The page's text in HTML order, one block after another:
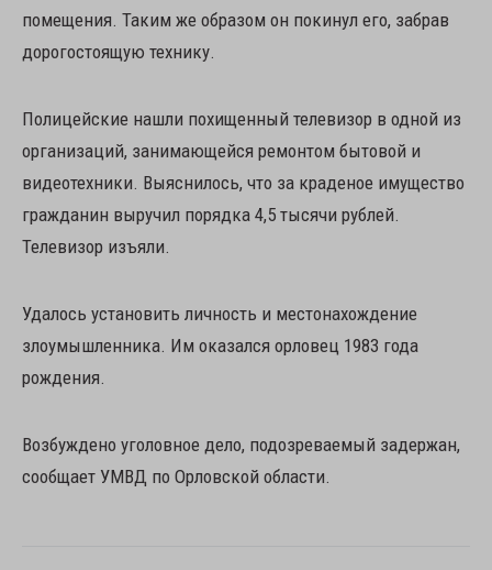
помещения. Таким же образом он покинул его, забрав
дорогостоящую технику.
Полицейские нашли похищенный телевизор в одной из
организаций, занимающейся ремонтом бытовой и
видеотехники. Выяснилось, что за краденое имущество
гражданин выручил порядка 4,5 тысячи рублей.
Телевизор изъяли.
Удалось установить личность и местонахождение
злоумышленника. Им оказался орловец 1983 года
рождения.
Возбуждено уголовное дело, подозреваемый задержан,
сообщает УМВД по Орловской области.